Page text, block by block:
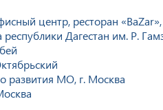
центр, ресторан
Дагестан им. Р.
развития МО, г. Москва